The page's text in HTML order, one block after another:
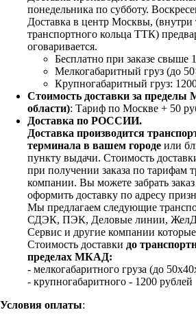
понедельника по субботу.
Доставка в центр Москвы, (внутри
транспортного кольца ТТК)
оговаривается.
Бесплатно при заказе свыше
Мелкогабаритный груз (до
Крупногабаритный груз:
Стоимость доставки за
области): Тариф по Москве + 50
Доставка по РОССИИ.
Доставка производится
терминала в вашем городе или
пункту выдачи. Стоимость
при получении заказа по тарифам
компании. Вы можете забрать
оформить доставку по адресу
Мы предлагаем следующие
СДЭК, ПЭК, Деловые линии,
Сервис и другие компании
Стоимость доставки до
пределах МКАД:
- мелкогабаритного груза (до
- крупногабаритного - 1200 рублей
Условия оплаты: